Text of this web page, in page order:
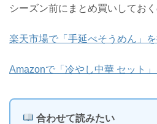
シーズン前にまとめ買いしてお
楽天市場で「手延べそうめん」
Amazonで「冷やし中華 セット
合わせて読みたい